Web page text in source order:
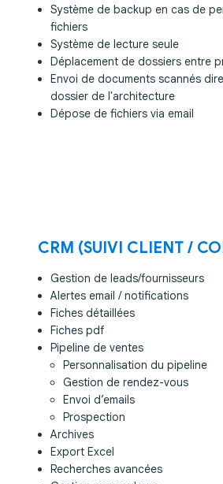
Système de backup en cas de
fichiers
Système de lecture seule
Déplacement de dossiers entre
Envoi de documents scannés
dossier de l'architecture
Dépose de fichiers via email
CRM (SUIVI CLIENT /
Gestion de leads/fournisseurs
Alertes email / notifications
Fiches détaillées
Fiches pdf
Pipeline de ventes
Personnalisation du pipeline
Gestion de rendez-vous
Envoi d’emails
Prospection
Archives
Export Excel
Recherches avancées